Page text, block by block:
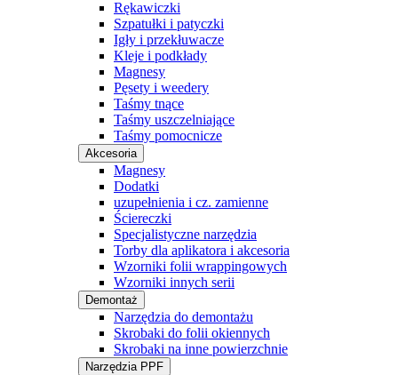
Rękawiczki
Szpatułki i patyczki
Igły i przekłuwacze
Kleje i podkłady
Magnesy
Pęsety i weedery
Taśmy tnące
Taśmy uszczelniające
Taśmy pomocnicze
Akcesoria
Magnesy
Dodatki
uzupełnienia i cz. zamienne
Ściereczki
Specjalistyczne narzędzia
Torby dla aplikatora i akcesoria
Wzorniki folii wrappingowych
Wzorniki innych serii
Demontaż
Narzędzia do demontażu
Skrobaki do folii okiennych
Skrobaki na inne powierzchnie
Narzędzia PPF